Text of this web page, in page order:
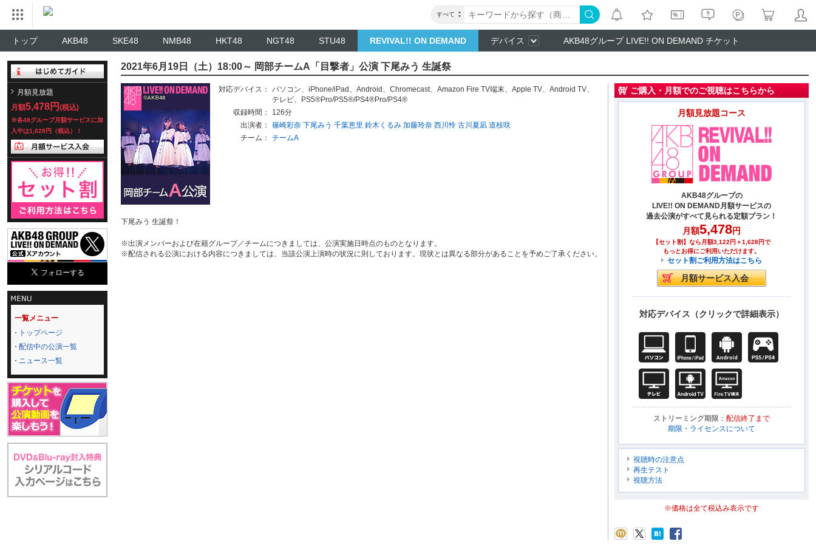
すべて
トップ AKB48 SKE48 NMB48 HKT48 NGT48 STU48 REVIVAL!! ON DEMAND デバイス AKB48グループ LIVE!! ON DEMAND チケット
月額見放題
月額5,478円 (税込)
※各48グループ月額サービスに加
入中は1,628円（税込）！
一覧メニュー
トップページ
配信中の公演一覧
ニュース一覧
2021年6月19日（土）18:00～ 岡部チームA「目撃者」公演 下尾みう 生誕祭
対応デバイス： パソコン、 iPhone/iPad 、 Android 、 Chromecast、 Amazon Fire TV端末、 Apple TV、 Android TV、
テレビ、
PS5®Pro/PS5®/PS4®Pro/PS4®
収録時間：
126分
出演者：
篠崎彩奈 下尾みう 千葉恵里 鈴木くるみ 加藤玲奈 西川怜 古川夏凪 道枝咲
チーム：
チームA
下尾みう 生誕祭！
※出演メンバーおよび在籍グループ／チームにつきましては、公演実施日時点のものとなります。
※配信される公演における内容につきましては、当該公演上演時の状況に則しております。現状とは異なる部分があることを予めご了承ください。
ご購入・月額でのご視聴はこちらから
月額見放題コース
AKB48グループの
LIVE!! ON DEMAND月額サービスの
過去公演がすべて見られる定額プラン！
月額5,478円
【セット割】なら月額3,122円＋1,628円で
もっとお得にご利用いただけます。
セット割ご利用方法はこちら
対応デバイス（クリックで詳細表示）
ストリーミング期限： 配信終了まで
期限・ライセンスについて
視聴時の注意点
再生テスト
視聴方法
※価格は全て税込み表示です